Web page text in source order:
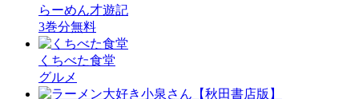
らーめん才遊記
3巻分無料
くちべた食堂
グルメ